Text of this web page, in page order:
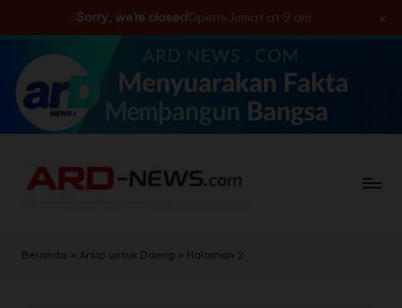
Sorry, we're closedOpens Jumat at 9 am ×
Skip
content
Beranda » Arsip untuk Daeng » Halaman 2